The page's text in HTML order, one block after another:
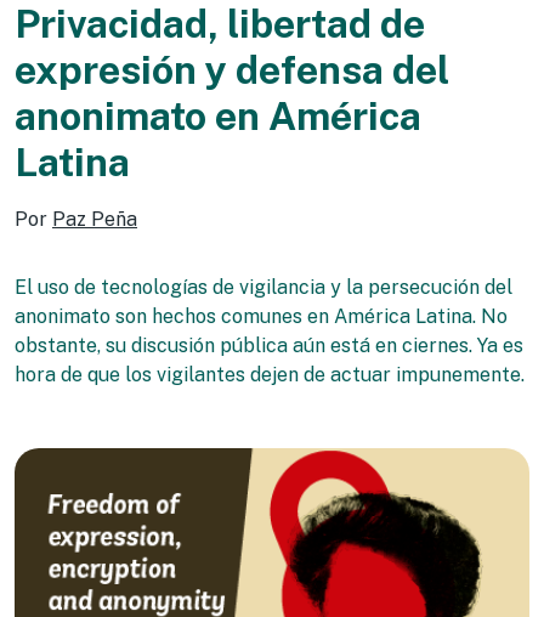
Privacidad, libertad de
expresión y defensa del
anonimato en América
Latina
Por Paz Peña
El uso de tecnologías de vigilancia y la persecución del
anonimato son hechos comunes en América Latina. No
obstante, su discusión pública aún está en ciernes. Ya es
hora de que los vigilantes dejen de actuar impunemente.